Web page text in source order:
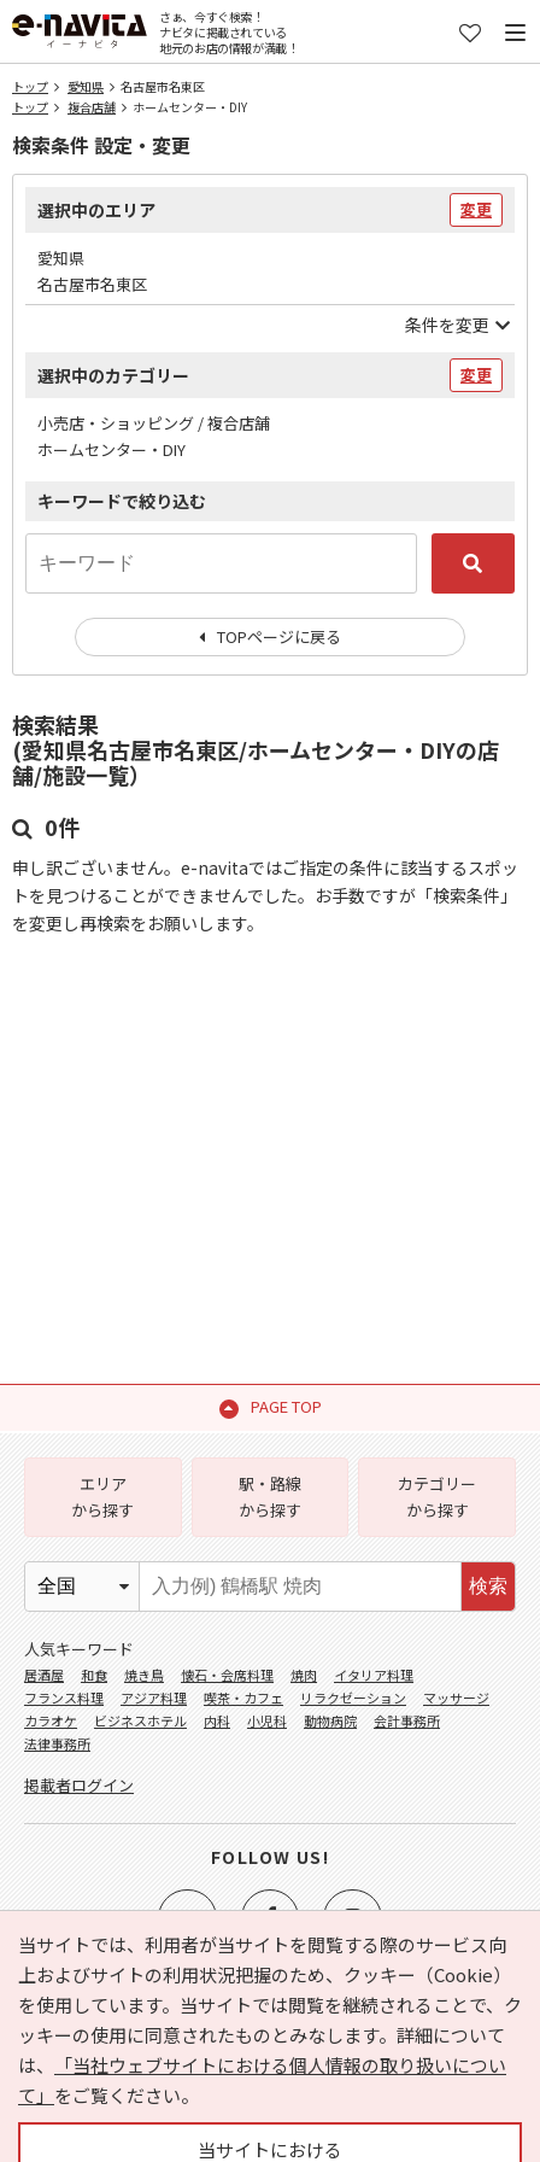
さぁ、今すぐ検索！
ナビタに掲載されている
地元のお店の情報が満載！
トップ 愛知県
名古屋市名東区
トップ
複合店舗 ホームセンター・DIY
検索結果
(愛知県名古屋市名東区/ホームセンター・DIYの店
舗/施設一覧）
0件
申し訳ございません。e-navitaではご指定の条件に該当するスポッ
トを見つけることができませんでした。お手数ですが「検索条件」
を変更し再検索をお願いします。
検索条件 設定・変更
選択中のエリア 変更
愛知県
名古屋市名東区
条件を変更
選択中のカテゴリー 変更
小売店・ショッピング / 複合店舗
ホームセンター・DIY
キーワードで絞り込む
TOPページに戻る
PAGE TOP
当サイトでは、利用者が当サイトを閲覧する際のサービス向
上およびサイトの利用状況把握のため、クッキー（Cookie）
を使用しています。当サイトでは閲覧を継続されることで、ク
ッキーの使用に同意されたものとみなします。詳細について
は、
「当社ウェブサイトにおける個人情報の取り扱いについ
て」 をご覧ください。
当サイトにおける
e-NAVITA（イーナビタ）とは？ お気に入り
ヘルプ
利用規約
個人情報の取り扱いについて
運営会社
サイトマップ
広告掲載に関するお問い合わせ
エリア
から探す
駅・路線
から探す
カテゴリー
から探す
検索
人気キーワード
居酒屋 和食 焼き鳥 懐石・会席料理 焼肉
イタリア料理
フランス料理
アジア料理 喫茶・カフェ リラクゼーション
マッサージ
カラオケ
ビジネスホテル 内科 小児科 動物病院
会計事務所
法律事務所
掲載者ログイン
FOLLOW US!